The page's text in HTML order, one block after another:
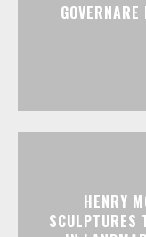
HENRY
SCULPTURES